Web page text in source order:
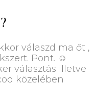
válaszd ma őt ,
Pont. ☺️
választás illetve
közelében